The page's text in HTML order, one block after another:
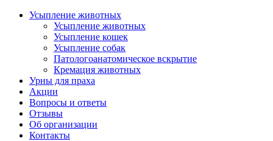
Усыпление животных
Усыпление животных
Усыпление кошек
Усыпление собак
Патологоанатомическое вскрытие
Кремация животных
Урны для праха
Акции
Вопросы и ответы
Отзывы
Об организации
Контакты